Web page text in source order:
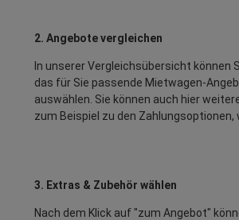
2. Angebote vergleichen
In unserer Vergleichsübersicht können
das für Sie passende Mietwagen-
auswählen. Sie können auch hier
zum Beispiel zu den Zahlungsoptionen,
3. Extras & Zubehör wählen
Nach dem Klick auf "zum Angebot"